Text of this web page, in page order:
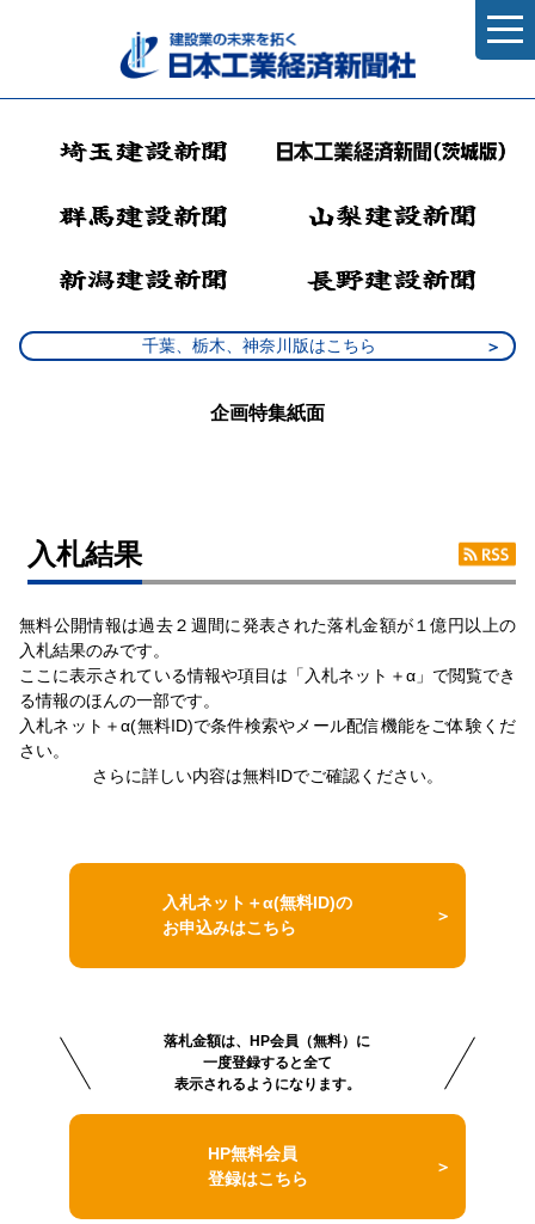
千葉、栃木、神奈川版はこちら
企画特集紙面
⼊札結果
無料公開情報は過去２週間に発表された落札金額が１億円以上の
入札結果のみです。
ここに表示されている情報や項目は「入札ネット＋α」で閲覧でき
る情報のほんの一部です。
入札ネット＋α(無料ID)で条件検索やメール配信機能をご体験くだ
さい。
さらに詳しい内容は無料IDでご確認ください。
入札ネット＋α(無料ID)の
お申込みはこちら
落札金額は、HP会員（無料）に
一度登録すると全て
表示されるようになります。
HP無料会員
登録はこちら